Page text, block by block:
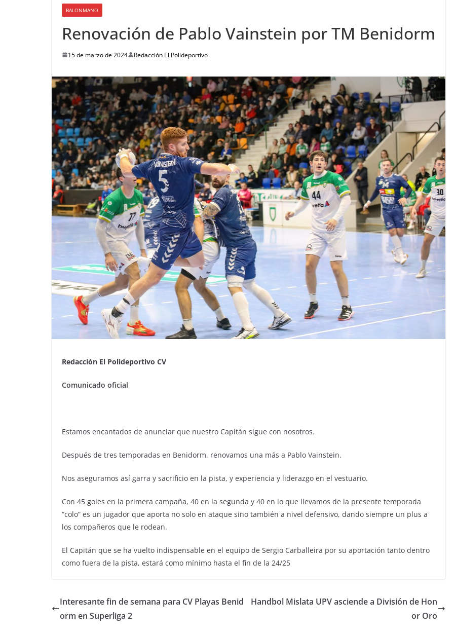
BALONMANO
Renovación de Pablo Vainstein por TM Benidorm
15 de marzo de 2024 Redacción El Polideportivo
Redacción El Polideportivo CV
Comunicado oficial
Estamos encantados de anunciar que nuestro Capitán sigue con nosotros.
Después de tres temporadas en Benidorm, renovamos una más a Pablo Vainstein.
Nos aseguramos así garra y sacrificio en la pista, y experiencia y liderazgo en el vestuario.
Con 45 goles en la primera campaña, 40 en la segunda y 40 en lo que llevamos de la presente temporada
“colo” es un jugador que aporta no solo en ataque sino también a nivel defensivo, dando siempre un plus a
los compañeros que le rodean.
El Capitán que se ha vuelto indispensable en el equipo de Sergio Carballeira por su aportación tanto dentro
como fuera de la pista, estará como mínimo hasta el fin de la 24/25
Interesante fin de semana para CV Playas Benid
orm en Superliga 2
Handbol Mislata UPV asciende a División de Hon
or Oro